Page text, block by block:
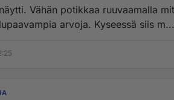
säädettynäni rupesi
tulemaan lupaavampia arvoja. Kyseessä siis m...